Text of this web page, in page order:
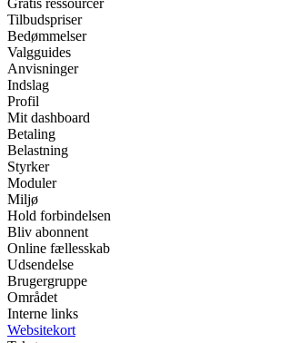
Gratis ressourcer
Tilbudspriser
Bedømmelser
Valgguides
Anvisninger
Indslag
Profil
Mit dashboard
Betaling
Belastning
Styrker
Moduler
Miljø
Hold forbindelsen
Bliv abonnent
Online fællesskab
Udsendelse
Brugergruppe
Området
Interne links
Websitekort